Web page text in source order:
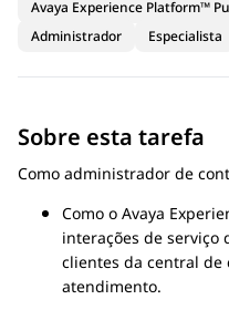
Avaya Experience Platform™
Administrador
Especialista
Sobre esta tarefa
Como administrador de
Como o Avaya
interações de serviço
clientes da central
atendimento.